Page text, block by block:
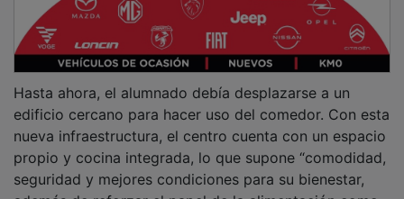
edificio cercano para hacer uso del comedor. Con esta
nueva infraestructura, el centro cuenta con un espacio
propio y cocina integrada, lo que supone “comodidad,
seguridad y mejores condiciones para su bienestar,
además de reforzar el papel de la alimentación como